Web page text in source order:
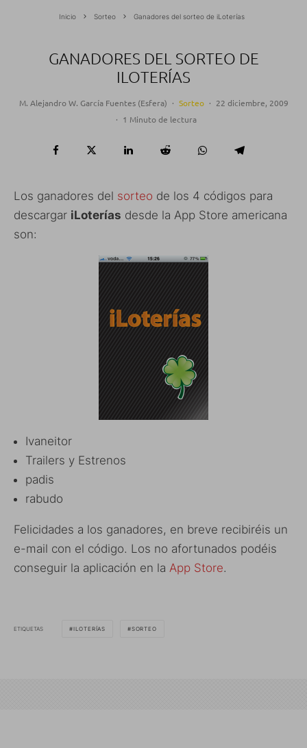
Inicio Sorteo Ganadores del sorteo de iLoterías
GANADORES DEL SORTEO DE
ILOTERÍAS
M. Alejandro W. García Fuentes (Esfera) · Sorteo · 22 diciembre, 2009
· 1 Minuto de lectura
Los ganadores del sorteo de los 4 códigos para
descargar iLoterías desde la App Store americana
son:
Ivaneitor
Trailers y Estrenos
padis
rabudo
Felicidades a los ganadores, en breve recibiréis un
e-mail con el código. Los no afortunados podéis
conseguir la aplicación en la App Store.
ETIQUETAS ILOTERÍAS SORTEO